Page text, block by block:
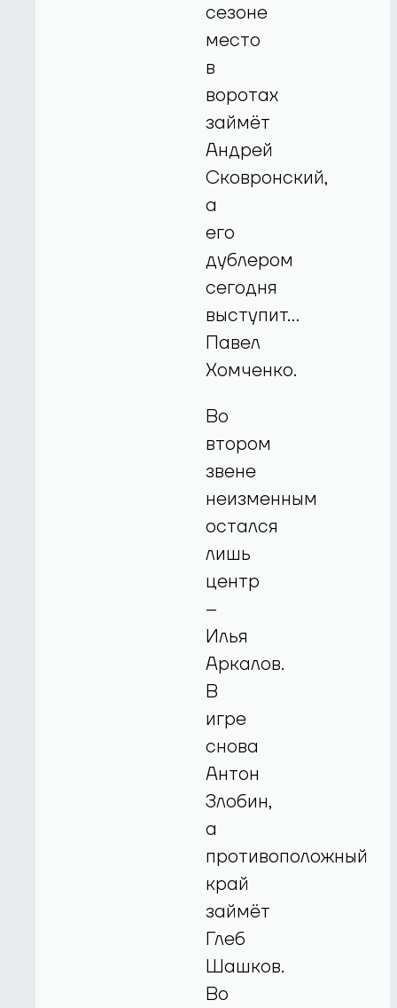
сезоне
место
в
воротах
займёт
Андрей
Сковронский,
а
его
дублером
сегодня
выступит…
Павел
Хомченко.
Во
втором
звене
неизменным
остался
лишь
центр
–
Илья
Аркалов.
В
игре
снова
Антон
Злобин,
а
противоположный
край
займёт
Глеб
Шашков.
Во